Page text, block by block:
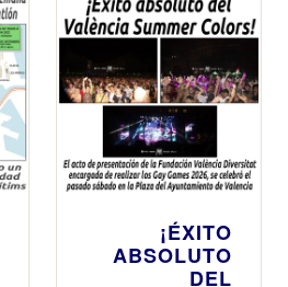
¡ÉXITO
ABSOLUTO
DEL